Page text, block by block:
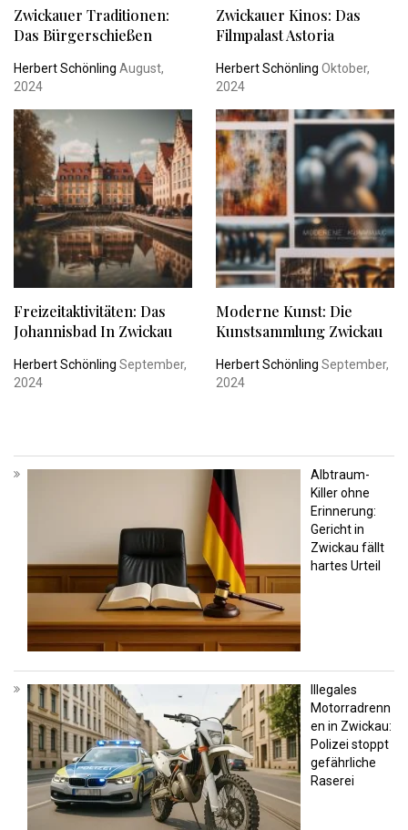
Zwickauer Traditionen:
Das Bürgerschießen
Herbert Schönling August,
2024
Zwickauer Kinos: Das
Filmpalast Astoria
Herbert Schönling Oktober,
2024
Freizeitaktivitäten: Das
Johannisbad In Zwickau
Herbert Schönling September,
2024
Moderne Kunst: Die
Kunstsammlung Zwickau
Herbert Schönling September,
2024
Albtraum-
Killer ohne
Erinnerung:
Gericht in
Zwickau fällt
hartes Urteil
Illegales
Motorradrenn
en in Zwickau:
Polizei stoppt
gefährliche
Raserei